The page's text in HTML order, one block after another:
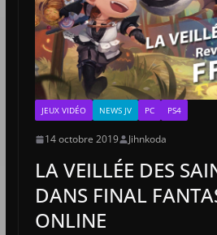
JEUX VIDÉO NEWS JV PC PS4
14 octobre 2019 Jihnkoda
LA VEILLÉE DES
DANS FINAL
ONLINE